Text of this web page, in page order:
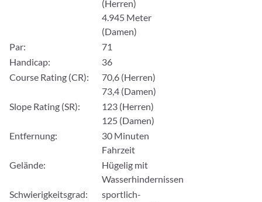
(Herren)
4.945 Meter
(Damen)
Par:
71
Handicap:
36
Course Rating (CR):
70,6 (Herren)
73,4 (Damen)
Slope Rating (SR):
123 (Herren)
125 (Damen)
Entfernung:
30 Minuten
Fahrzeit
Gelände:
Hügelig mit
Wasserhindernissen
Schwierigkeitsgrad:
sportlich-